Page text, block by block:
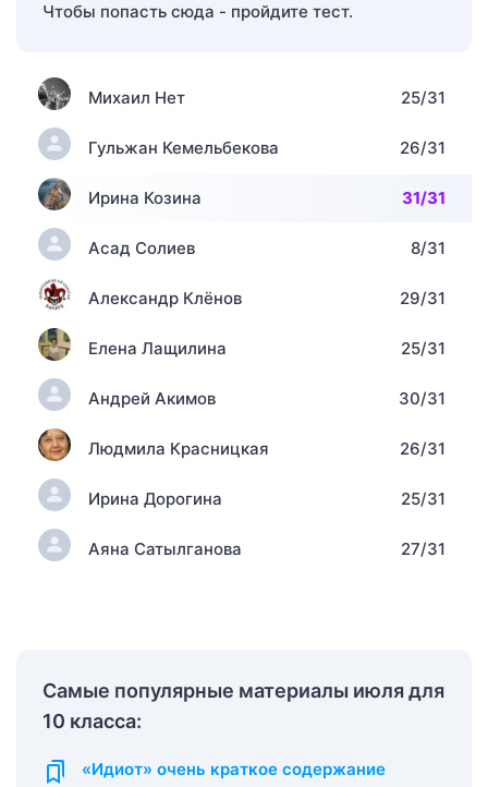
Чтобы попасть сюда - пройдите тест.
Михаил Нет 25/31
Гульжан Кемельбекова 26/31
Ирина Козина 31/31
Асад Солиев 8/31
Александр Клёнов 29/31
Елена Лащилина 25/31
Андрей Акимов 30/31
Людмила Красницкая 26/31
Ирина Дорогина 25/31
Аяна Сатылганова 27/31
Самые популярные материалы июля для
10 класса:
«Идиот» очень краткое содержание